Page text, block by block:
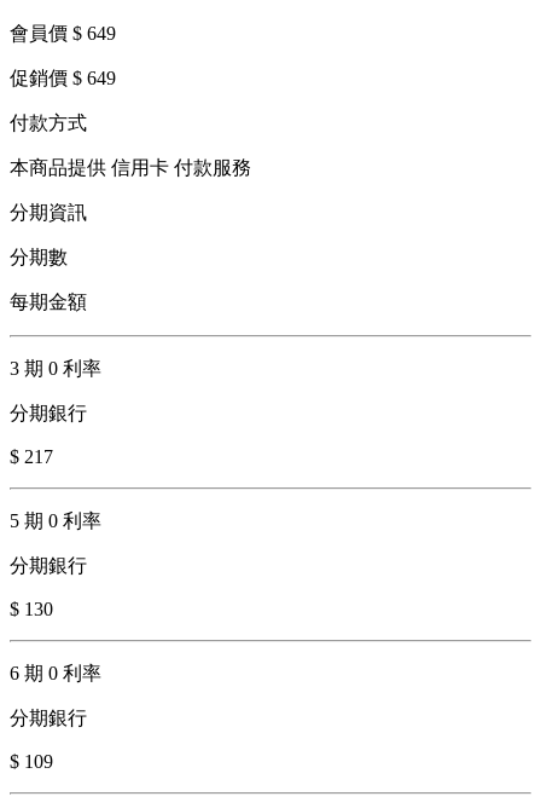
會員價 $ 649
促銷價 $ 649
付款方式
本商品提供 信用卡 付款服務
分期資訊
分期數
每期金額
3 期 0 利率
分期銀行
$ 217
5 期 0 利率
分期銀行
$ 130
6 期 0 利率
分期銀行
$ 109